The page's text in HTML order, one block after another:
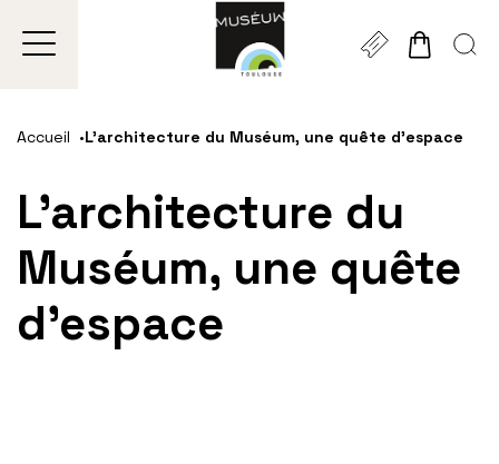
Gestion de vos préférences sur les cookies
contenu
la
la
pied
page
plan
Accueil L’architecture du Muséum, une quête d’espace
L’architecture du
Muséum, une quête
d’espace